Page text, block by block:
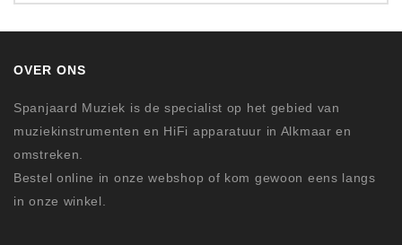
OVER ONS
Spanjaard Muziek is de specialist op het gebied van
muziekinstrumenten en HiFi apparatuur in Alkmaar en
omstreken.
Bestel online in onze webshop of kom gewoon eens langs
in onze winkel.